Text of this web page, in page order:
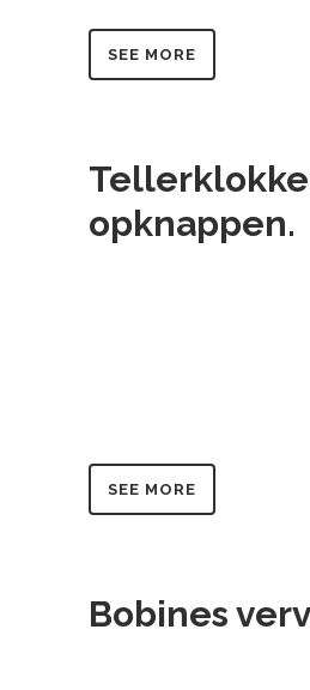
SEE MORE
opknappen.
SEE MORE
Bobines